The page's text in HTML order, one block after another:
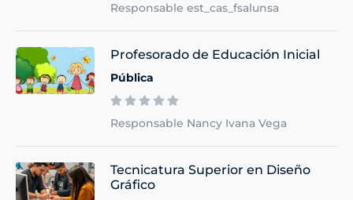
Responsable est_cas_fsalunsa
Profesorado de Educación Inicial
Pública
Responsable Nancy Ivana Vega
Tecnicatura Superior en Diseño
Gráfico